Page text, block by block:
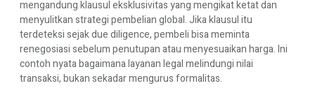
mengandung klausul eksklusivitas yang mengikat ketat dan
menyulitkan strategi pembelian global. Jika klausul itu
terdeteksi sejak due diligence, pembeli bisa meminta
renegosiasi sebelum penutupan atau menyesuaikan harga. Ini
contoh nyata bagaimana layanan legal melindungi nilai
transaksi, bukan sekadar mengurus formalitas.